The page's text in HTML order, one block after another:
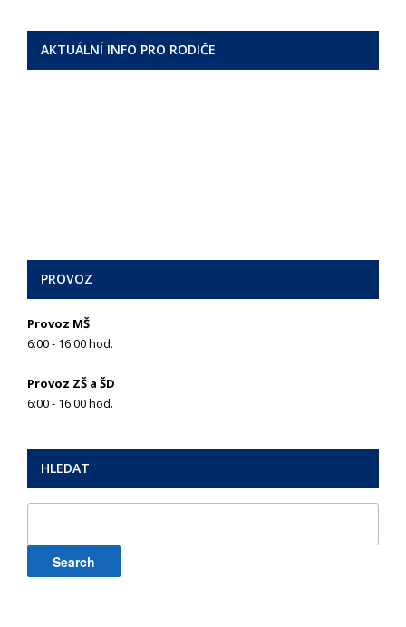
AKTUÁLNÍ INFO PRO RODIČE
PROVOZ
Provoz MŠ
6:00 - 16:00 hod.
Provoz ZŠ a ŠD
6:00 - 16:00 hod.
HLEDAT